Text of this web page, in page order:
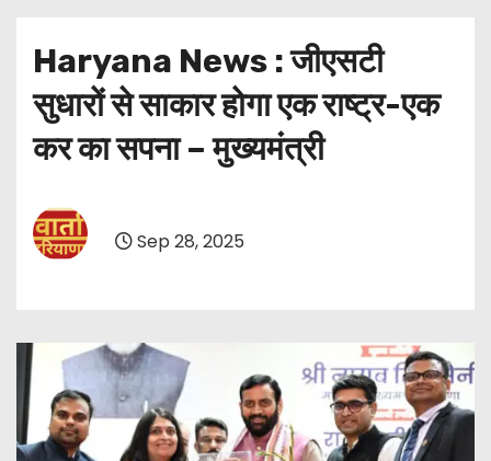
Haryana News : जीएसटी
सुधारों से साकार होगा एक राष्ट्र-एक
कर का सपना – मुख्यमंत्री
Sep 28, 2025